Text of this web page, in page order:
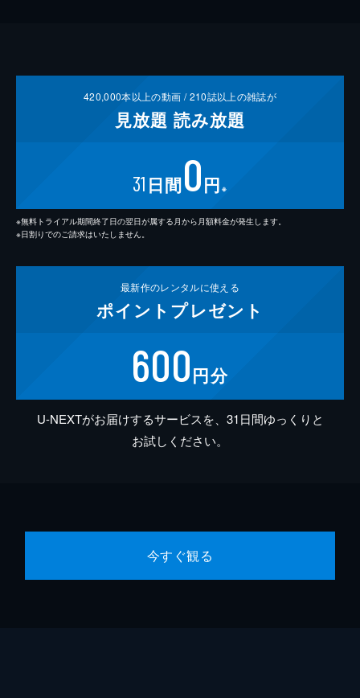
420,000本以上の動画 /210誌以上の雑誌が
見放題 読み放題
31 日間0円 ※
※無料トライアル期間終了日の翌日が属する月から月額料金が発生します。
※日割りでのご請求はいたしません。
最新作のレンタルに使える
ポイント プレゼント
600円分
U-NEXTがお届けするサービスを、31日間ゆっくりと
お試しください。
今すぐ観る